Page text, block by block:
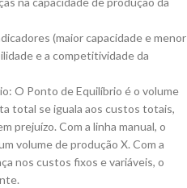
(maior capacidade e menor
e a competitividade da
O Ponto de Equilíbrio é o volume
total se iguala aos custos totais,
prejuízo. Com a linha manual, o
volume de produção X. Com a
nos custos fixos e variáveis, o